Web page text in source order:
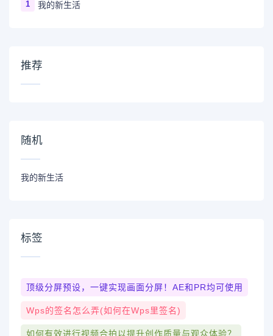
1 我的新生活
推荐
随机
我的新生活
标签
顶级分屏预设，一键实现画面分屏！AE和PR均可使用
Wps的签名怎么弄(如何在wps里签名)
如何有效进行视频合拍以提升创作质量与观众体验？